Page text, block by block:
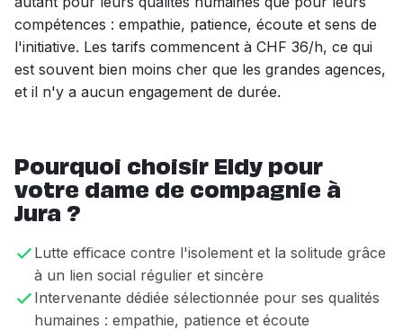
compétences : empathie, patience, écoute et sens de
l'initiative. Les tarifs commencent à CHF 36/h, ce qui
est souvent bien moins cher que les grandes agences,
et il n'y a aucun engagement de durée.
Pourquoi choisir Eldy pour
votre dame de compagnie à
Jura ?
Lutte efficace contre l'isolement et la solitude grâce
à un lien social régulier et sincère
Intervenante dédiée sélectionnée pour ses qualités
humaines : empathie, patience et écoute